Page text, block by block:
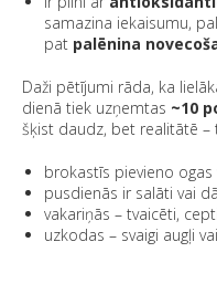
samazina iekaisumu,
pat palēnina
Daži pētījumi rāda, ka
dienā tiek uzņemtas ~10
šķist daudz, bet realitātē –
brokastīs pievieno ogas
pusdienās ir salāti vai
vakariņās – tvaicēti,
uzkodas – svaigi augļi